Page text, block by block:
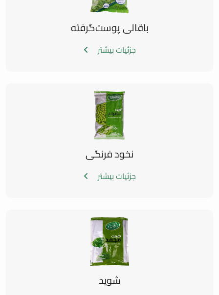
باقالی پوست‌گرفته
جزئیات بیشتر
نخود فرنگی
جزئیات بیشتر
شوید